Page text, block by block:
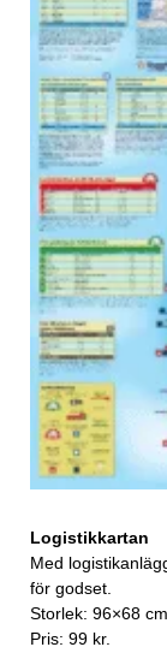
Logistikkartan
Med
för godset.
Storlek: 96×68 cm
Pris: 99 kr.